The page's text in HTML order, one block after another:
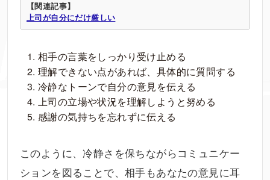
【関連記事】
上司が自分にだけ厳しい
相手の言葉をしっかり受け止める
理解できない点があれば、具体的に質問する
冷静なトーンで自分の意見を伝える
上司の立場や状況を理解しようと努める
感謝の気持ちを忘れずに伝える
このように、冷静さを保ちながらコミュニケー
ションを図ることで、相手もあなたの意見に耳